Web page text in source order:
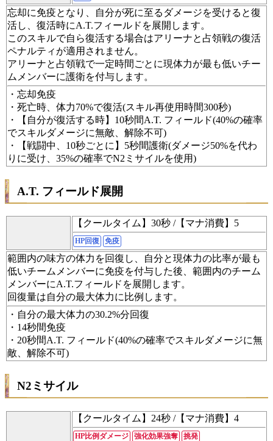
忘却に免疫となり、自分が死に至るダメージを受けると復
活し、復活時にA.T.フィールドを展開します。
このスキルで自ら復活する場合はアリーナと占領戦の復活
ペナルティが適用されません。
アリーナと占領戦で一定時間ごとに現体力が最も低いチー
ムメンバーに護衛を付与します。
・忘却免疫
・死亡時、体力70%で復活(スキル再使用時間300秒)
・【自分が復活する時】10秒間A.T. フィールド(40%の確率
でスキルダメージに無敵、解除不可)
・【戦闘中、10秒ごとに】5秒間護衛(ダメージ50%を代わ
りに受け、35%の確率でN2ミサイルを使用)
A.T. フィールド展開
【クールタイム】30秒 /【マナ消費】5
HP回復 免疫
範囲内の味方の体力を回復し、自分と現体力の比率が最も
低いチームメンバーに免疫を付与した後、範囲内のチーム
メンバーにA.T.フィールドを展開します。
回復量は自分の最大体力に比例します。
・自分の最大体力の30.2%分回復
・14秒間免疫
・20秒間A.T. フィールド(40%の確率でスキルダメージに無
敵、解除不可)
N2ミサイル
【クールタイム】24秒 /【マナ消費】4
HP比例ダメージ 強化効果強奪 挑発